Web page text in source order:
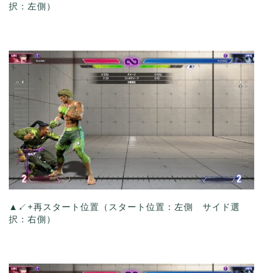
択：左側）
▲↙+再スタート位置（スタート位置：左側 サイド選
択：右側）